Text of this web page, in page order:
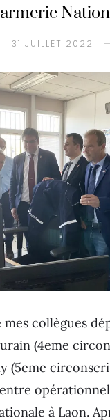
31 JUILLET 2022
mes collègues
(4eme
(5eme
à Laon.